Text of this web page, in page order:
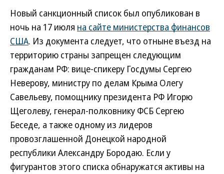
Новый санкционный список был опубликован в
ночь на 17 июля на сайте министерства финансов
США. Из документа следует, что отныне въезд на
территорию страны запрещен следующим
гражданам РФ: вице-спикеру Госдумы Сергею
Неверову, министру по делам Крыма Олегу
Савельеву, помощнику президента РФ Игорю
Щеголеву, генерал-полковнику ФСБ Сергею
Беседе, а также одному из лидеров
провозглашенной Донецкой народной
республики Александру Бородаю. Если у
фигурантов этого списка обнаружатся активы на